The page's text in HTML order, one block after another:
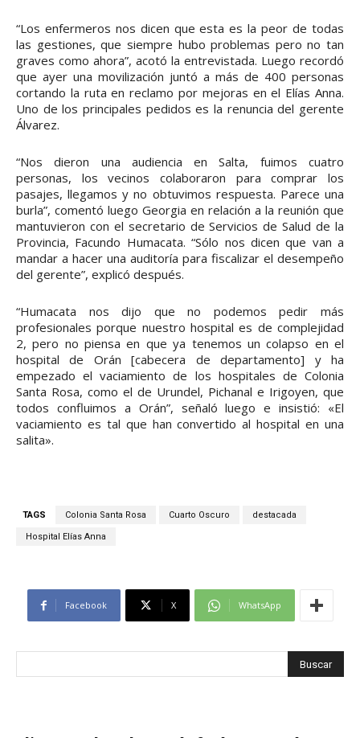
“Los enfermeros nos dicen que esta es la peor de todas
las gestiones, que siempre hubo problemas pero no tan
graves como ahora”, acotó la entrevistada. Luego recordó
que ayer una movilización juntó a más de 400 personas
cortando la ruta en reclamo por mejoras en el Elías Anna.
Uno de los principales pedidos es la renuncia del gerente
Álvarez.
“Nos dieron una audiencia en Salta, fuimos cuatro
personas, los vecinos colaboraron para comprar los
pasajes, llegamos y no obtuvimos respuesta. Parece una
burla”, comentó luego Georgia en relación a la reunión que
mantuvieron con el secretario de Servicios de Salud de la
Provincia, Facundo Humacata. “Sólo nos dicen que van a
mandar a hacer una auditoría para fiscalizar el desempeño
del gerente”, explicó después.
“Humacata nos dijo que no podemos pedir más
profesionales porque nuestro hospital es de complejidad
2, pero no piensa en que ya tenemos un colapso en el
hospital de Orán [cabecera de departamento] y ha
empezado el vaciamiento de los hospitales de Colonia
Santa Rosa, como el de Urundel, Pichanal e Irigoyen, que
todos confluimos a Orán”, señaló luego e insistió: «El
vaciamiento es tal que han convertido al hospital en una
salita».
TAGS Colonia Santa Rosa Cuarto Oscuro destacada
Hospital Elías Anna
Facebook X WhatsApp